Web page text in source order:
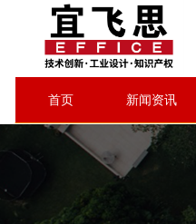
首页 新闻资讯